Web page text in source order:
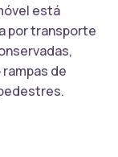
está
por transporte
de